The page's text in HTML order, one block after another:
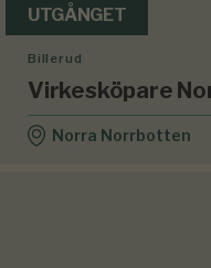
UTGÅNGET
Billerud
Virkesköpare
Norra Norrbotten